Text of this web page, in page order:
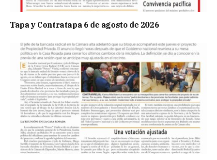
Tapa y Contratapa 6 de agosto de 2026